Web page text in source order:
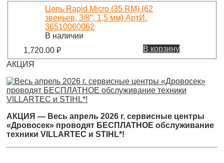
Цепь Rapid Micro (35 RM) (62
звеньев, 3/8″, 1,5 мм) АртИ.
36510060062
В наличии
1,720.00 ₽
В корзину
АКЦИЯ
АКЦИЯ — Весь апрель 2026 г. сервисные центры
«Дровосек» проводят БЕСПЛАТНОЕ обслуживание
техники VILLARTEC и STIHL*!